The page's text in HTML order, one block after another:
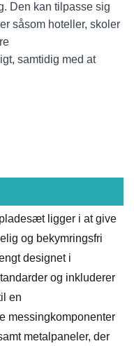
Den kan tilpasse sig
såsom hoteller, skoler
samtidig med at
ligger i at give
og bekymringsfri
designet i
og inkluderer
en
messingkomponenter
metalpaneler, der